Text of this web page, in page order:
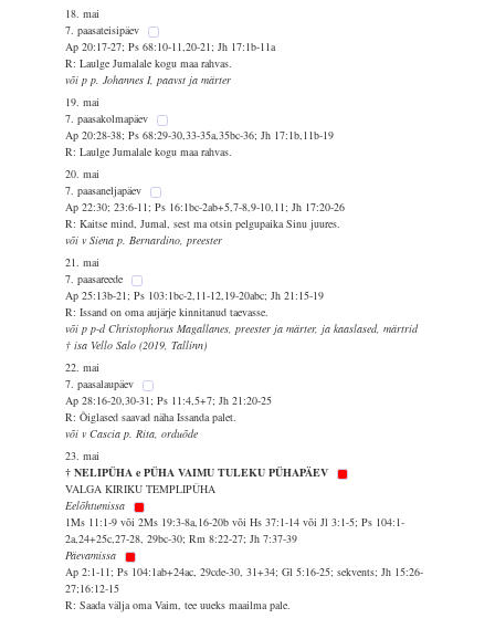
18. mai
7. paasateisipäev
Ap 20:17-27; Ps 68:10-11,20-21; Jh 17:1b-11a
R: Laulge Jumalale kogu maa rahvas.
või p p. Johannes I, paavst ja märter
19. mai
7. paasakolmapäev
Ap 20:28-38; Ps 68:29-30,33-35a,35bc-36; Jh 17:1b,11b-19
R: Laulge Jumalale kogu maa rahvas.
20. mai
7. paasaneljapäev
Ap 22:30; 23:6-11; Ps 16:1bc-2ab+5,7-8,9-10,11; Jh 17:20-26
R: Kaitse mind, Jumal, sest ma otsin pelgupaika Sinu juures.
või v Siena p. Bernardino, preester
21. mai
7. paasareede
Ap 25:13b-21; Ps 103:1bc-2,11-12,19-20abc; Jh 21:15-19
R: Issand on oma aujärje kinnitanud taevasse.
või p p-d Christophorus Magallanes, preester ja märter, ja kaaslased, märtrid
† isa Vello Salo (2019, Tallinn)
22. mai
7. paasalaupäev
Ap 28:16-20,30-31; Ps 11:4,5+7; Jh 21:20-25
R: Õiglased saavad näha Issanda palet.
või v Cascia p. Rita, orduõde
23. mai
† NELIPÜHA e PÜHA VAIMU TULEKU PÜHAPÄEV
VALGA KIRIKU TEMPLIPÜHA
Eelõhtumissa
1Ms 11:1-9 või 2Ms 19:3-8a,16-20b või Hs 37:1-14 või Jl 3:1-5; Ps 104:1-
2a,24+25c,27-28, 29bc-30; Rm 8:22-27; Jh 7:37-39
Päevamissa
Ap 2:1-11; Ps 104:1ab+24ac, 29cde-30, 31+34; Gl 5:16-25; sekvents; Jh 15:26-
27;16:12-15
R: Saada välja oma Vaim, tee uueks maailma pale.